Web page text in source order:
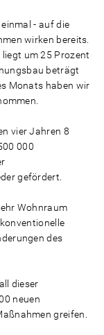
- auf die
wirken bereits.
um 25 Prozent
beträgt
Monats haben wir
vier Jahren 8
000
gefördert.
Wohnraum
des
dieser
neuen
greifen.